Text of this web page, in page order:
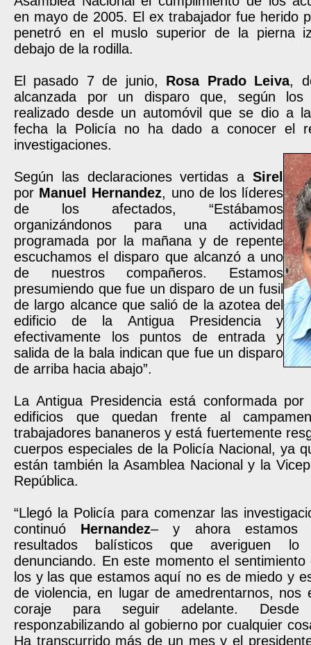
en mayo de 2005. El ex trabajador fue herido
penetró en el muslo superior de la pierna
debajo de la rodilla.
El pasado 7 de junio, Rosa Prado Leiva,
alcanzada por un disparo que, según los
realizado desde un automóvil que se dio a
fecha la Policía no ha dado a conocer el
investigaciones.
Según las declaraciones vertidas a Sirel
por Manuel Hernandez, uno de los líderes
de los afectados, “Estábamos
organizándonos para una actividad
programada por la mañana y de repente
escuchamos el disparo que alcanzó a uno
de nuestros compañeros. Estamos
presumiendo que fue un disparo de un fusil
de largo alcance que salió de la azotea del
edificio de la Antigua Presidencia y
efectivamente los puntos de entrada y
salida de la bala indican que fue un disparo
de arriba hacia abajo”.
La Antigua Presidencia está conformada
edificios que quedan frente al
trabajadores bananeros y está fuertemente
cuerpos especiales de la Policía Nacional, ya
están también la Asamblea Nacional y la
República.
“Llegó la Policía para comenzar las
continuó Hernandez– y ahora estamos
resultados balísticos que averiguen lo
denunciando. En este momento el
los y las que estamos aquí no es de miedo y
de violencia, en lugar de amedrentarnos, nos
coraje para seguir adelante.
responzabilizando al gobierno por cualquier
Ha transcurrido más de un mes y el